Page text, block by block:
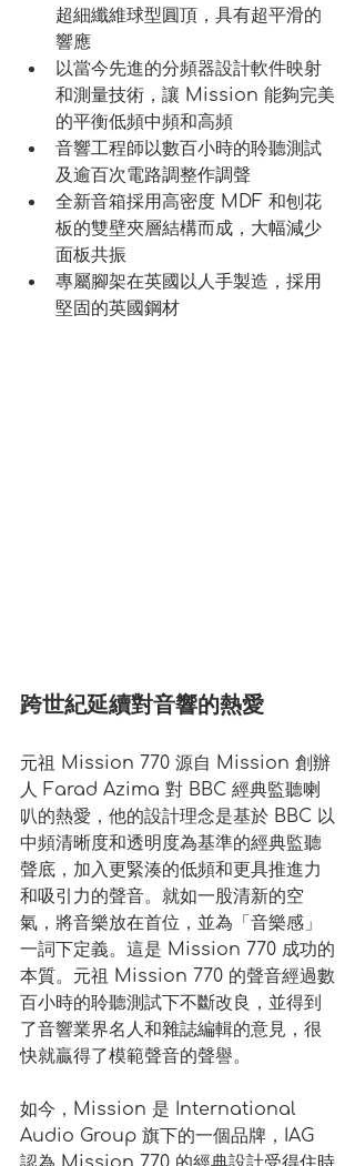
超細纖維球型圓頂，具有超平滑的
響應
以當今先進的分頻器設計軟件映射
和測量技術，讓 Mission 能夠完美
的平衡低頻中頻和高頻
音響工程師以數百小時的聆聽測試
及逾百次電路調整作調聲
全新音箱採用高密度 MDF 和刨花
板的雙壁夾層結構而成，大幅減少
面板共振
專屬腳架在英國以人手製造，採用
堅固的英國鋼材
跨世紀延續對音響的熱愛
元祖 Mission 770 源自 Mission 創辦
人 Farad Azima 對 BBC 經典監聽喇
叭的熱愛，他的設計理念是基於 BBC 以
中頻清晰度和透明度為基準的經典監聽
聲底，加入更緊湊的低頻和更具推進力
和吸引力的聲音。就如一股清新的空
氣，將音樂放在首位，並為「音樂感」
一詞下定義。這是 Mission 770 成功的
本質。元祖 Mission 770 的聲音經過數
百小時的聆聽測試下不斷改良，並得到
了音響業界名人和雜誌編輯的意見，很
快就贏得了模範聲音的聲譽。
如今，Mission 是 International
Audio Group 旗下的一個品牌，IAG